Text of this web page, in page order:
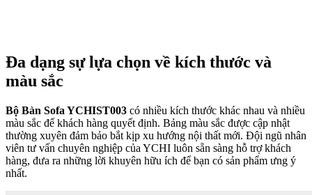
Đa dạng sự lựa chọn về kích thước và
màu sắc
Bộ Bàn Sofa YCHIST003 có nhiều kích thước khác nhau và nhiều
màu sắc để khách hàng quyết định. Bảng màu sắc được cập nhật
thường xuyên đảm bảo bắt kịp xu hướng nội thất mới. Đội ngũ nhân
viên tư vấn chuyên nghiệp của YCHI luôn sẵn sàng hỗ trợ khách
hàng, đưa ra những lời khuyên hữu ích để bạn có sản phẩm ưng ý
nhất.